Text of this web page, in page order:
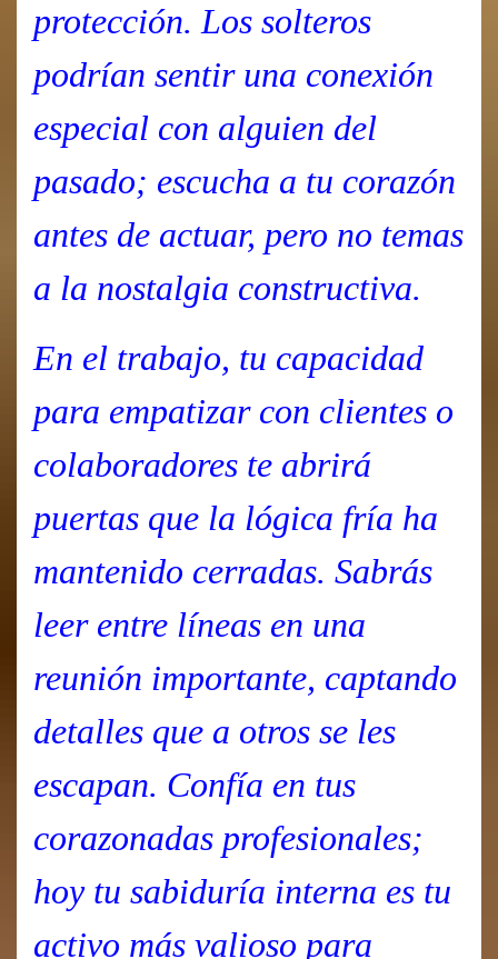
protección. Los solteros
podrían sentir una conexión
especial con alguien del
pasado; escucha a tu corazón
antes de actuar, pero no temas
a la nostalgia constructiva.
En el trabajo, tu capacidad
para empatizar con clientes o
colaboradores te abrirá
puertas que la lógica fría ha
mantenido cerradas. Sabrás
leer entre líneas en una
reunión importante, captando
detalles que a otros se les
escapan. Confía en tus
corazonadas profesionales;
hoy tu sabiduría interna es tu
activo más valioso para